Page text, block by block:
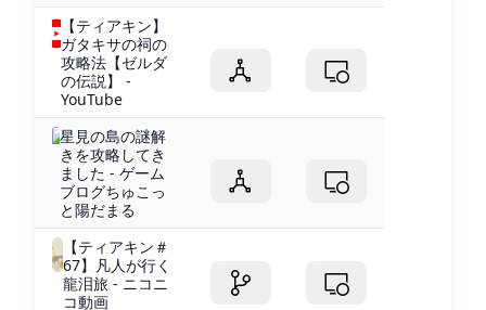
【ティアキン】
ガタキサの祠の
攻略法【ゼルダ
の伝説】 -
YouTube
星見の島の謎解
きを攻略してき
ました - ゲーム
ブログちゅこっ
と陽だまる
【ティアキン＃
67】凡人が行く
龍泪旅 - ニコニ
コ動画